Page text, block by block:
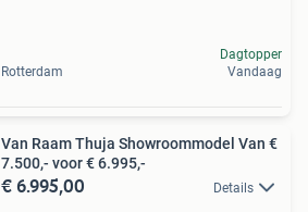
Rotterdam
Dagtopper
Vandaag
Van Raam Thuja Showroommodel Van €
7.500,- voor € 6.995,-
€ 6.995,00 Details